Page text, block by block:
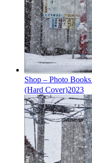
Shop – Photo Books
(Hard Cover)2023